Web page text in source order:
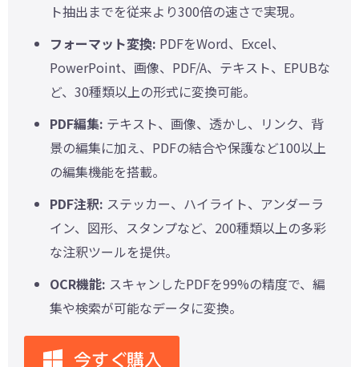
ト抽出までを従来より300倍の速さで実現。
フォーマット変換: PDFをWord、Excel、
PowerPoint、画像、PDF/A、テキスト、EPUBな
ど、30種類以上の形式に変換可能。
PDF編集: テキスト、画像、透かし、リンク、背
景の編集に加え、PDFの結合や保護など100以上
の編集機能を搭載。
PDF注釈: ステッカー、ハイライト、アンダーラ
イン、図形、スタンプなど、200種類以上の多彩
な注釈ツールを提供。
OCR機能: スキャンしたPDFを99%の精度で、編
集や検索が可能なデータに変換。